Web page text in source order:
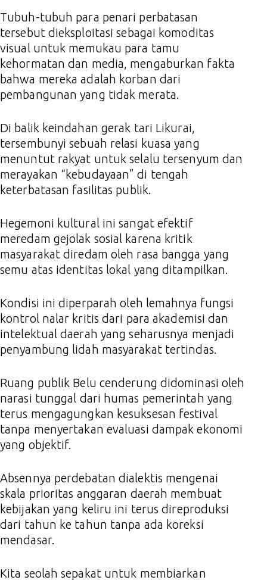
Tubuh-tubuh para penari perbatasan
tersebut dieksploitasi sebagai komoditas
visual untuk memukau para tamu
kehormatan dan media, mengaburkan fakta
bahwa mereka adalah korban dari
pembangunan yang tidak merata.
Di balik keindahan gerak tari Likurai,
tersembunyi sebuah relasi kuasa yang
menuntut rakyat untuk selalu tersenyum dan
merayakan “kebudayaan” di tengah
keterbatasan fasilitas publik.
Hegemoni kultural ini sangat efektif
meredam gejolak sosial karena kritik
masyarakat diredam oleh rasa bangga yang
semu atas identitas lokal yang ditampilkan.
Kondisi ini diperparah oleh lemahnya fungsi
kontrol nalar kritis dari para akademisi dan
intelektual daerah yang seharusnya menjadi
penyambung lidah masyarakat tertindas.
Ruang publik Belu cenderung didominasi oleh
narasi tunggal dari humas pemerintah yang
terus mengagungkan kesuksesan festival
tanpa menyertakan evaluasi dampak ekonomi
yang objektif.
Absennya perdebatan dialektis mengenai
skala prioritas anggaran daerah membuat
kebijakan yang keliru ini terus direproduksi
dari tahun ke tahun tanpa ada koreksi
mendasar.
Kita seolah sepakat untuk membiarkan